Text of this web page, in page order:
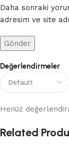
Değerlendirmeler
Henüz
Daha sonraki
adresim ve site
Related